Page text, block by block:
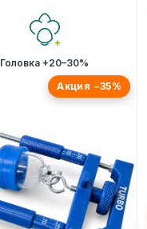
Головка +20–30%
Акция −35%